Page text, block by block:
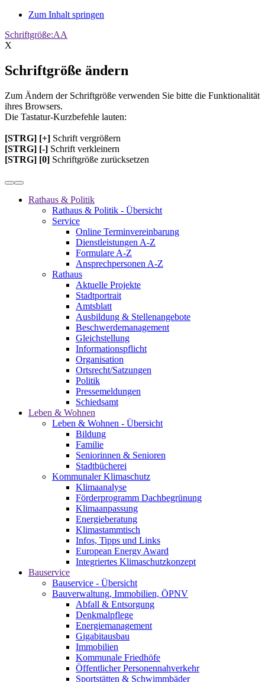
Zum Inhalt springen
Schriftgröße:AA
X
Schriftgröße ändern
Zum Ändern der Schriftgröße verwenden Sie bitte die Funktionalität
ihres Browsers.
Die Tastatur-Kurzbefehle lauten:
[STRG] [+] Schrift vergrößern
[STRG] [-] Schrift verkleinern
[STRG] [0] Schriftgröße zurücksetzen
Rathaus & Politik
Rathaus & Politik - Übersicht
Service
Online Terminvereinbarung
Dienstleistungen A-Z
Formulare A-Z
Ansprechpersonen A-Z
Rathaus
Aktuelle Projekte
Stadtportrait
Amtsblatt
Ausbildung & Stellenangebote
Beschwerdemanagement
Gleichstellung
Informationspflicht
Organisation
Ortsrecht/Satzungen
Politik
Pressemeldungen
Schiedsamt
Leben & Wohnen
Leben & Wohnen - Übersicht
Bildung
Familie
Seniorinnen & Senioren
Stadtbücherei
Kommunaler Klimaschutz
Klimaanalyse
Förderprogramm Dachbegrünung
Klimaanpassung
Energieberatung
Klimastammtisch
Infos, Tipps und Links
European Energy Award
Integriertes Klimaschutzkonzept
Bauservice
Bauservice - Übersicht
Bauverwaltung, Immobilien, ÖPNV
Abfall & Entsorgung
Denkmalpflege
Energiemanagement
Gigabitausbau
Immobilien
Kommunale Friedhöfe
Öffentlicher Personennahverkehr
Sportstätten & Schwimmbäder